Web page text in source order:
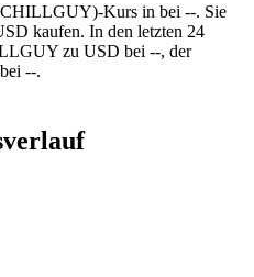
Kurs in bei --. Sie
kaufen. In den letzten 24
zu USD bei --, der
--.